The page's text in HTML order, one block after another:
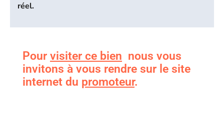
réel.
Pour visiter ce bien nous vous
invitons à vous rendre sur le site
internet du promoteur.